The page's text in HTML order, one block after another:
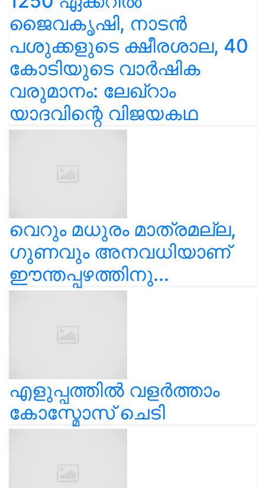
ജൈവകൃഷി, നാടൻ
പശുക്കളുടെ ക്ഷീരശാല, 40
കോടിയുടെ വാർഷിക
വരുമാനം: ലേഖ്‌റാം
യാദവിന്റെ വിജയകഥ
വെറും മധുരം മാത്രമല്ല,
ഗുണവും അനവധിയാണ്
ഈന്തപ്പഴത്തിനു...
എളുപ്പത്തിൽ വളർത്താം
കോസ്മോസ് ചെടി